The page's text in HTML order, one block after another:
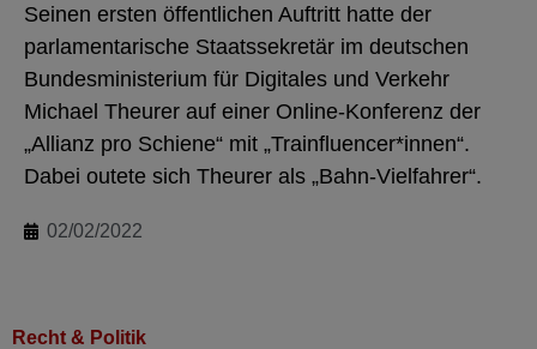
Seinen ersten öffentlichen Auftritt hatte der
parlamentarische Staatssekretär im deutschen
Bundesministerium für Digitales und Verkehr
Michael Theurer auf einer Online-Konferenz der
„Allianz pro Schiene“ mit „Trainfluencer*innen“.
Dabei outete sich Theurer als „Bahn-Vielfahrer“.
02/02/2022
Recht & Politik